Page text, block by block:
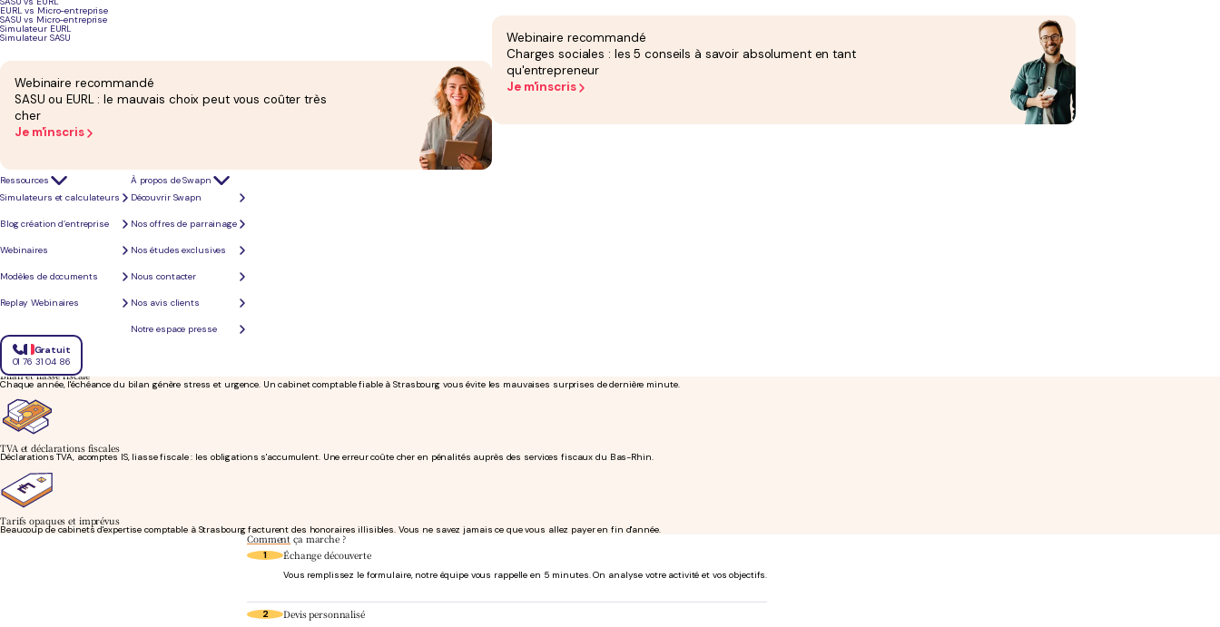
EURL vs Micro-entreprise
SASU vs Micro-entreprise
Simulateur EURL
Simulateur SASU
Webinaire recommandé
SASU ou EURL : le mauvais choix peut vous coûter très
cher
Je m'inscris
Webinaire recommandé
Charges sociales : les 5 conseils à savoir absolument en tant
qu'entrepreneur
Je m'inscris
Ressources
Simulateurs et calculateurs
Blog création d’entreprise
Webinaires
Modèles de documents
Replay Webinaires
À propos de Swapn
Découvrir Swapn
Nos offres de parrainage
Nos études exclusives
Nous contacter
Nos avis clients
Notre espace presse
Gratuit
01 76 31 04 86
Conseil et accompagnement
Fiscalité d'entreprise, choix de statut, optimisation de rémunération : votre équipe d'experts-comptables vous conseille en visio, à la demande.
Ce que ne recherchent pas les entreprises à Strasbourg chez leur expert-comptable
Entre les obligations fiscales, la gestion sociale et les déclarations TVA, les entrepreneurs strasbourgeois perdent un temps précieux sur des sujets qui ne sont pas leur cœur de métier.
Bilan et liasse fiscale
Chaque année, l'échéance du bilan génère stress et urgence. Un cabinet comptable fiable à Strasbourg vous évite les mauvaises surprises de dernière minute.
TVA et déclarations fiscales
Déclarations TVA, acomptes IS, liasse fiscale : les obligations s'accumulent. Une erreur coûte cher en pénalités auprès des services fiscaux du Bas-Rhin.
Tarifs opaques et imprévus
Beaucoup de cabinets d'expertise comptable à Strasbourg facturent des honoraires illisibles. Vous ne savez jamais ce que vous allez payer en fin d'année.
Comment ça marche ?
1 Échange découverte
Vous remplissez le formulaire, notre équipe vous rappelle en 5 minutes. On analyse votre activité et vos objectifs.
2 Devis personnalisé